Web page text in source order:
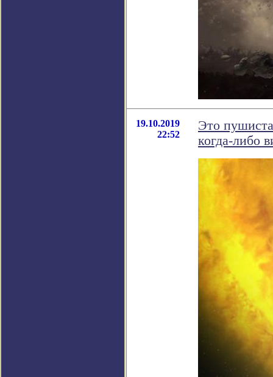
19.10.2019
22:52
Это
когда-либо